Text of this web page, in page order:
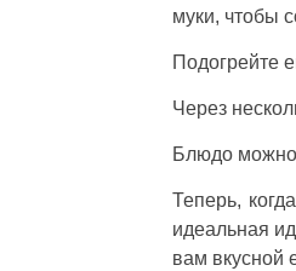
муки, чтобы
Подогрейте
Через
Блюдо
Теперь,
идеальная
вам вкусной